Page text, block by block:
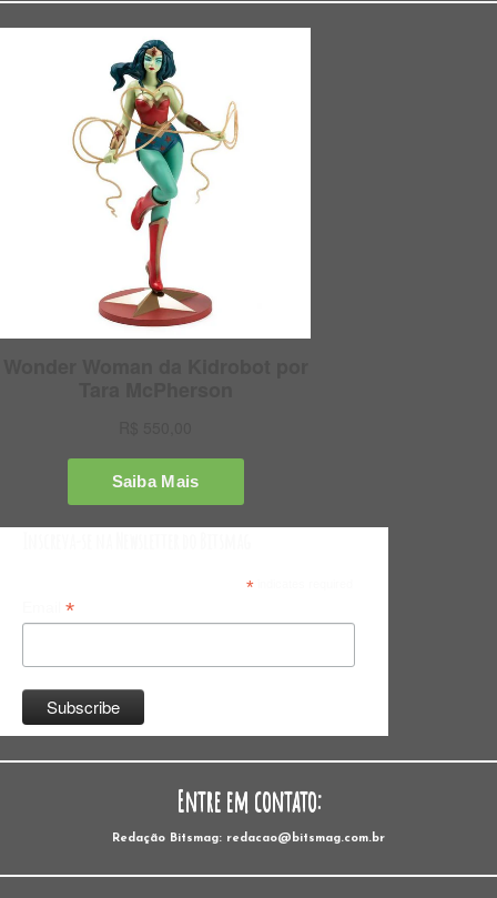
*indicates required
*
Entre em contato:
Redação Bitsmag: redacao@bitsmag.com.br